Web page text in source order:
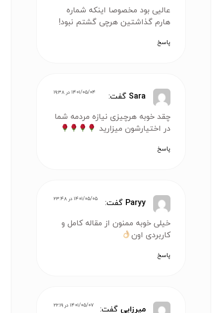
عالیی بود مخصوصا اینکه شماره
هارم گذاشتین هرچی گشتم نبود!
پاسخ
Sara گفت: ۱۴۰۱/۰۵/۰۴ در ۱۹:۳۸
چقد خوبه هرچیزی نیازه مردمه شما
در اختیارشون میزارید
پاسخ
Paryy گفت: ۱۴۰۱/۰۵/۰۵ در ۲۳:۴۸
خیلی خوبه ممنون از مقاله کامل و
کاربردی اون
پاسخ
میرزایی گفت: ۱۴۰۱/۰۵/۰۷ در ۲۲:۱۹